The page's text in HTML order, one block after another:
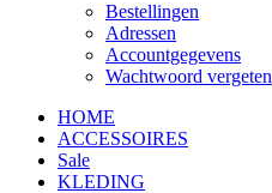
Bestellingen
Adressen
Accountgegevens
Wachtwoord vergeten
HOME
ACCESSOIRES
Sale
KLEDING